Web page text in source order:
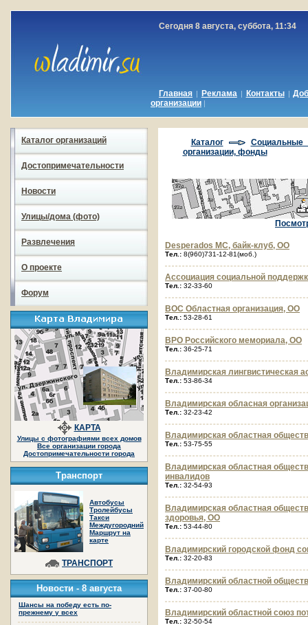
Сегодня 8 августа, суббота, 11:34
Главная | Реклама | Контакты|
организации |
Каталог организаций
Достопримечательности
Новости
Улицы/дома (фото)
Развлечения
О проекте
Форум
КАРТА
Улицы с фотографиями всех домов
Все организации города
Достопримечательности города
Транспорт
Автобусы
Тролейбусы
Такси
Междугородний
Маршрут на
карте
ТРАНСПОРТ
Новости -8 августа
Шансы на победу есть по-
прежнему у всех
Каталог
Cоциальные
организации, фонды
Desperados MC, байк-клуб, ОО
Тел.: 8(960)731-12-81(моб.)
Ассоциация социальной
Тел.: 32-33-60
ВОС Областная организация, ОО
Тел.: 53-28-61
ВРО Российского мемориала, ОО
Тел.: 36-25-71
Владимирская лингвистическая
Тел.: 53-86-34
Владимирская обласная
Тел.: 32-23-42
Владимирская областная
Тел.: 53-75-55
Владимирская областная
инвалидов
Тел.: 32-54-93
Владимирская областная
здоровья, ОО
Тел.: 53-44-80
Владимирский городской фонд
Тел.: 32-20-83
Владимирский областной
Тел.: 37-00-80
Владимирский областной союз
Тел.: 32-50-54